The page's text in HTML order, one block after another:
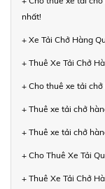
nhất!
+ Xe Tải Chở Hàng
+ Thuê Xe Tải Chở
+ Cho thuê xe tải
+ Thuê xe tải chở
+ Thuê xe tải chở
+ Cho Thuê Xe Tải
+ Thuê Xe Tải Chở